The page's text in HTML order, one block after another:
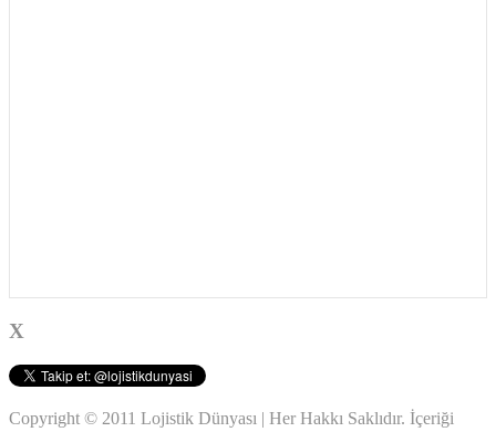
X
Copyright © 2011 Lojistik Dünyası | Her Hakkı Saklıdır. İçeriği